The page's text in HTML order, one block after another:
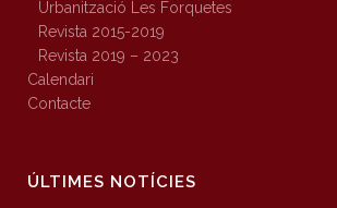
Urbanització Les Forquetes
Revista 2015-2019
Revista 2019 – 2023
Calendari
Contacte
ÚLTIMES NOTÍCIES